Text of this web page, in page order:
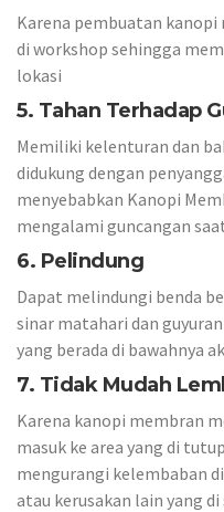
Karena pembuatan
di workshop sehingga
lokasi
5. Tahan Terhadap
Memiliki kelenturan dan
didukung dengan
menyebabkan Kanopi
mengalami guncangan
6. Pelindung
Dapat melindungi benda
sinar matahari dan
yang berada di bawahnya
7. Tidak Mudah
Karena kanopi membran
masuk ke area yang di
mengurangi kelembaban
atau kerusakan lain yang